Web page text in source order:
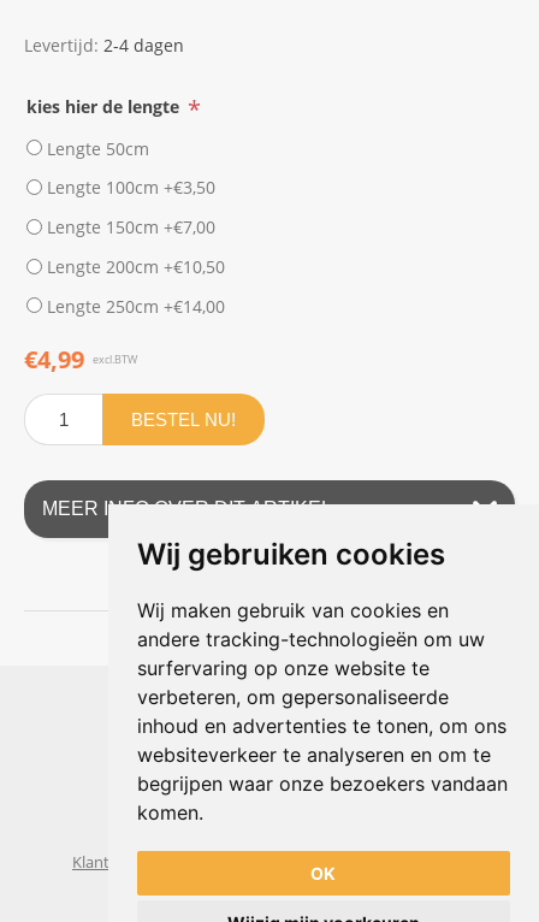
Wij gebruiken cookies
Wij maken gebruik van cookies en
andere tracking-technologieën om uw
surfervaring op onze website te
verbeteren, om gepersonaliseerde
inhoud en advertenties te tonen, om ons
websiteverkeer te analyseren en om te
begrijpen waar onze bezoekers vandaan
komen.
OK
Levertijd: 2-4 dagen
kies hier de lengte *
Lengte 50cm
Lengte 100cm +€3,50
Lengte 150cm +€7,00
Lengte 200cm +€10,50
Lengte 250cm +€14,00
€4,99 excl.BTW
BESTEL NU!
MEER INFO OVER DIT ARTIKEL
Shophouse online
Max Planckstraat 4
6716 BE Ede, Nederland
Telefoon:+31(0)318 618 121
E-mail: info@shophouse.nl
Geopend: ma t/m vr 09:00-17:00 uur
Klantenservice
Algemene voorwaarden